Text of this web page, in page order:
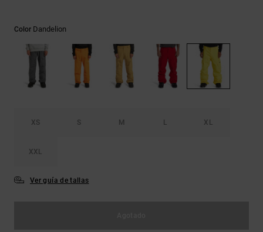
Carteras
frecuentes y
accede a
formulario
las FAQ
Color Dandelion
XS S M L XL
XXL
Ver guía de tallas